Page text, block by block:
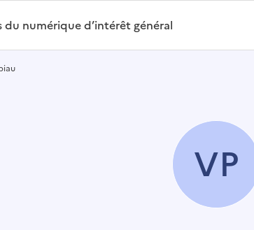
d’intérêt général- Retour à la page
du numérique d’intérêt général
VP